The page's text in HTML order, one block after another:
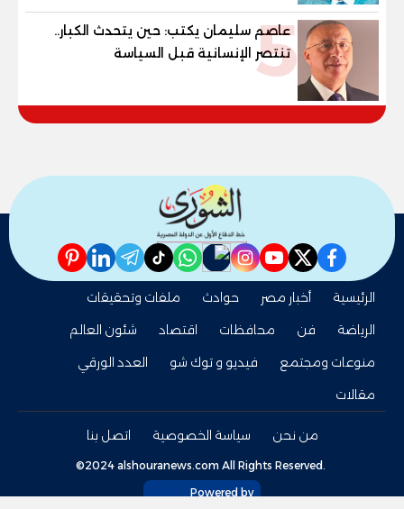
5
عاصم سليمان يكتب: حين يتحدث الكبار..
تنتصر الإنسانية قبل السياسة
facebook
twitter
youtube
instagram
nabd
whatsapp
tiktok
telegram
linkedin
pinterest
الرئيسية أخبار مصر حوادث
ملفات وتحقيقات
الرياضة
فن محافظات اقتصاد
شئون العالم
منوعات ومجتمع
فيديو و توك شو
العدد الورقي
مقالات
من نحن سياسة الخصوصية اتصل بنا
©2024 alshouranews.com All Rights Reserved.
Powered by